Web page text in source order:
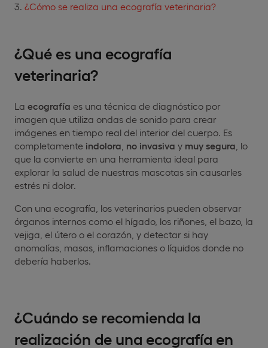
¿Cómo se realiza una ecografía veterinaria?
¿Qué es una ecografía
veterinaria?
La ecografía es una técnica de diagnóstico por
imagen que utiliza ondas de sonido para crear
imágenes en tiempo real del interior del cuerpo. Es
completamente indolora no invasiva y muy segura , lo
que la convierte en una herramienta ideal para
explorar la salud de nuestras mascotas sin causarles
estrés ni dolor.
Con una ecografía, los veterinarios pueden observar
órganos internos como el hígado, los riñones, el bazo, la
vejiga, el útero o el corazón, y detectar si hay
anomalías, masas, inflamaciones o líquidos donde no
debería haberlos.
¿Cuándo se recomienda la
realización de una ecografía en